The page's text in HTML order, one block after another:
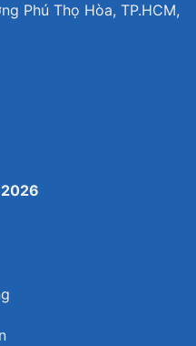
Phú Thọ Hòa, TP.HCM,